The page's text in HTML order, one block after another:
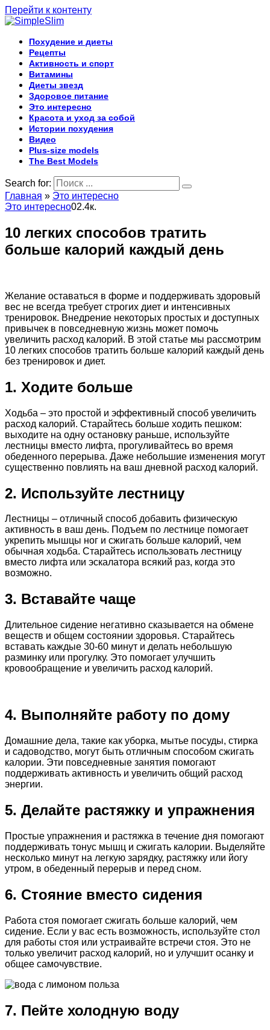
Перейти к контенту
Похудение и диеты
Рецепты
Активность и спорт
Витамины
Диеты звезд
Здоровое питание
Это интересно
Красота и уход за собой
Истории похудения
Видео
Plus-size models
The Best Models
Search for:
Главная » Это интересно
Это интересно02.4к.
10 легких способов тратить
больше калорий каждый день
Желание оставаться в форме и поддерживать здоровый
вес не всегда требует строгих диет и интенсивных
тренировок. Внедрение некоторых простых и доступных
привычек в повседневную жизнь может помочь
увеличить расход калорий. В этой статье мы рассмотрим
10 легких способов тратить больше калорий каждый день
без тренировок и диет.
1. Ходите больше
Ходьба – это простой и эффективный способ увеличить
расход калорий. Старайтесь больше ходить пешком:
выходите на одну остановку раньше, используйте
лестницы вместо лифта, прогуливайтесь во время
обеденного перерыва. Даже небольшие изменения могут
существенно повлиять на ваш дневной расход калорий.
2. Используйте лестницу
Лестницы – отличный способ добавить физическую
активность в ваш день. Подъем по лестнице помогает
укрепить мышцы ног и сжигать больше калорий, чем
обычная ходьба. Старайтесь использовать лестницу
вместо лифта или эскалатора всякий раз, когда это
возможно.
3. Вставайте чаще
Длительное сидение негативно сказывается на обмене
веществ и общем состоянии здоровья. Старайтесь
вставать каждые 30-60 минут и делать небольшую
разминку или прогулку. Это помогает улучшить
кровообращение и увеличить расход калорий.
4. Выполняйте работу по дому
Домашние дела, такие как уборка, мытье посуды, стирка
и садоводство, могут быть отличным способом сжигать
калории. Эти повседневные занятия помогают
поддерживать активность и увеличить общий расход
энергии.
5. Делайте растяжку и упражнения
Простые упражнения и растяжка в течение дня помогают
поддерживать тонус мышц и сжигать калории. Выделяйте
несколько минут на легкую зарядку, растяжку или йогу
утром, в обеденный перерыв и перед сном.
6. Стояние вместо сидения
Работа стоя помогает сжигать больше калорий, чем
сидение. Если у вас есть возможность, используйте стол
для работы стоя или устраивайте встречи стоя. Это не
только увеличит расход калорий, но и улучшит осанку и
общее самочувствие.
7. Пейте холодную воду